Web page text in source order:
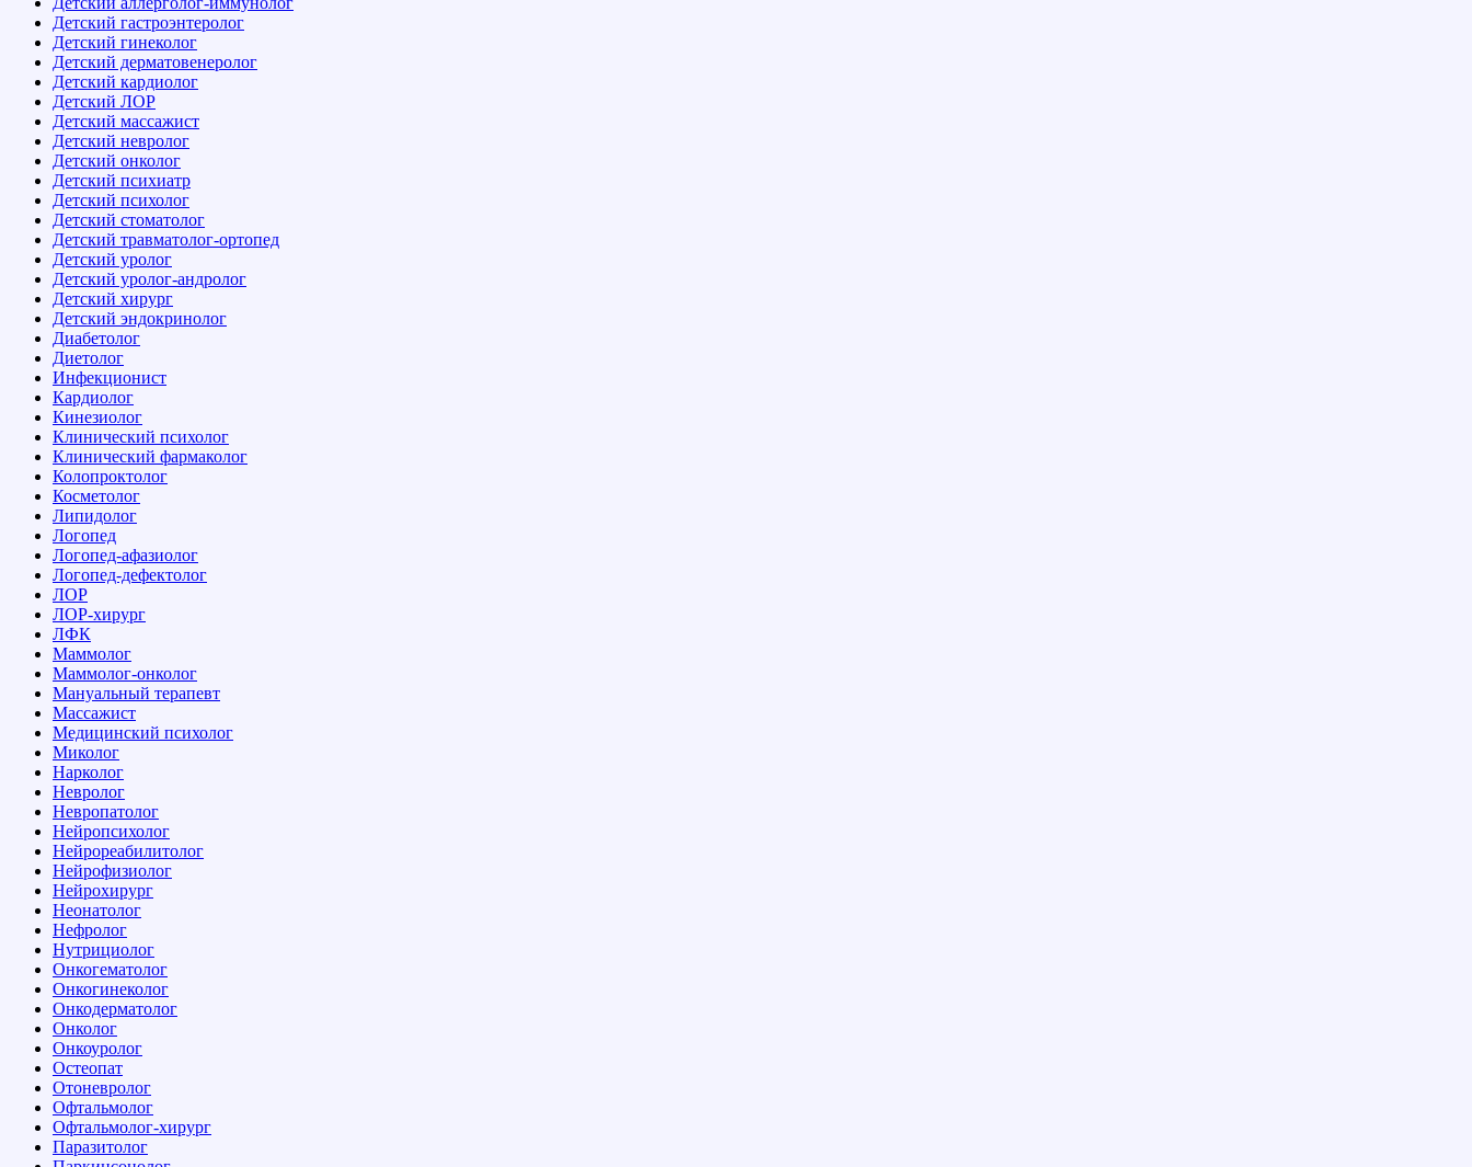
Детский гастроэнтеролог
Детский гинеколог
Детский дерматовенеролог
Детский кардиолог
Детский ЛОР
Детский массажист
Детский невролог
Детский онколог
Детский психиатр
Детский психолог
Детский стоматолог
Детский травматолог-ортопед
Детский уролог
Детский уролог-андролог
Детский хирург
Детский эндокринолог
Диабетолог
Диетолог
Инфекционист
Кардиолог
Кинезиолог
Клинический психолог
Клинический фармаколог
Колопроктолог
Косметолог
Липидолог
Логопед
Логопед-афазиолог
Логопед-дефектолог
ЛОР
ЛОР-хирург
ЛФК
Маммолог
Маммолог-онколог
Мануальный терапевт
Массажист
Медицинский психолог
Миколог
Нарколог
Невролог
Невропатолог
Нейропсихолог
Нейрореабилитолог
Нейрофизиолог
Нейрохирург
Неонатолог
Нефролог
Нутрициолог
Онкогематолог
Онкогинеколог
Онкодерматолог
Онколог
Онкоуролог
Остеопат
Отоневролог
Офтальмолог
Офтальмолог-хирург
Паразитолог